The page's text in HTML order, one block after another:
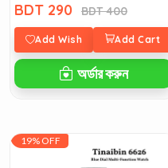
BDT 290 BDT 400
Add Wish Add Cart
অর্ডার করুন
19% OFF